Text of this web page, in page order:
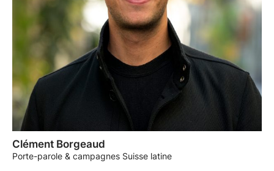
Clément Borgeaud
Porte-parole & campagnes Suisse latine